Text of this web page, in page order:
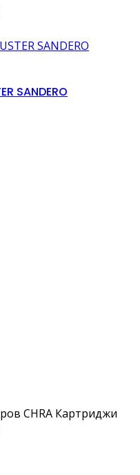
SANDERO
CHRA Картриджи